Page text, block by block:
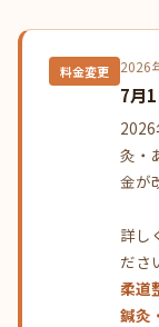
料金変更 2026
7月
灸・
金が
詳し
ださ
柔道
鍼灸